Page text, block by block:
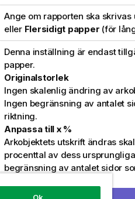
Ange om rapporten ska skrivas
eller Flersidigt papper (för
Denna inställning är endast
papper.
Originalstorlek
Ingen skalenlig ändring av
Ingen begränsning av antalet
riktning.
Anpassa till x %
Arkobjektets utskrift ändras
procenttal av dess
begränsning av antalet sidor
Arkobjektets utskrift ändras